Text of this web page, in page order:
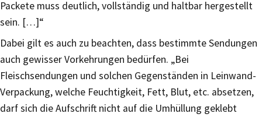
Packete muss deutlich, vollständig und haltbar hergestellt
sein. […]“
Dabei gilt es auch zu beachten, dass bestimmte Sendungen
auch gewisser Vorkehrungen bedürfen. „Bei
Fleischsendungen und solchen Gegenständen in Leinwand-
Verpackung, welche Feuchtigkeit, Fett, Blut, etc. absetzen,
darf sich die Aufschrift nicht auf die Umhüllung geklebt